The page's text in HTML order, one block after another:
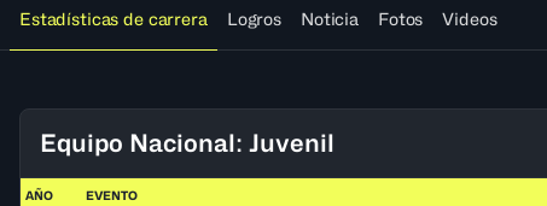
Estadísticas de carrera
Logros Noticia Fotos Videos
Equipo Nacional: Juvenil
AÑO EVENTO